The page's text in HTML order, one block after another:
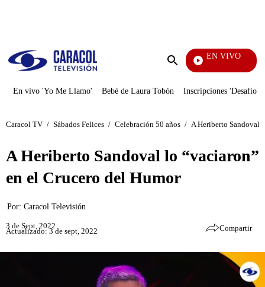
Enviar
EN VIVO
También Caerás
En vivo 'Yo Me Llamo' Bebé de Laura Tobón Inscripciones 'Desafío'
Caracol TV / Sábados Felices / Celebración 50 años / A Heriberto Sandoval
A Heriberto Sandoval lo “vaciaron”
en el Crucero del Humor
Por: Caracol Televisión
3 de Sept, 2022
Actualizado: 3 de sept, 2022 Compartir